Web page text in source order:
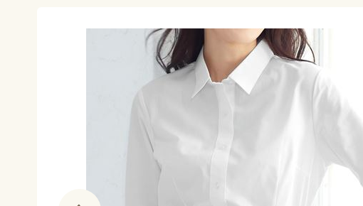
女性下着 メンズ下着
ジュニア・ティーンズ下着
メンズ下着 キ